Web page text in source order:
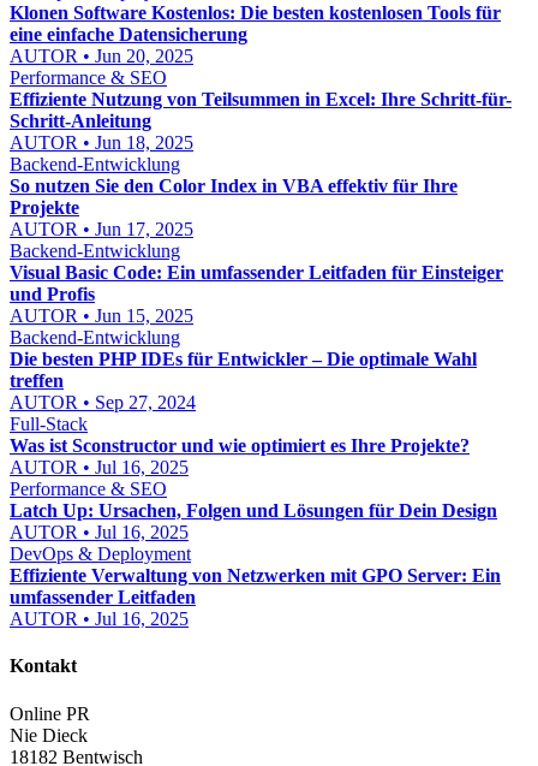
Klonen Software Kostenlos: Die besten kostenlosen Tools für
eine einfache Datensicherung
AUTOR • Jun 20, 2025
Performance & SEO
Effiziente Nutzung von Teilsummen in Excel: Ihre Schritt-für-
Schritt-Anleitung
AUTOR • Jun 18, 2025
Backend-Entwicklung
So nutzen Sie den Color Index in VBA effektiv für Ihre
Projekte
AUTOR • Jun 17, 2025
Backend-Entwicklung
Visual Basic Code: Ein umfassender Leitfaden für Einsteiger
und Profis
AUTOR • Jun 15, 2025
Backend-Entwicklung
Die besten PHP IDEs für Entwickler – Die optimale Wahl
treffen
AUTOR • Sep 27, 2024
Full-Stack
Was ist Sconstructor und wie optimiert es Ihre Projekte?
AUTOR • Jul 16, 2025
Performance & SEO
Latch Up: Ursachen, Folgen und Lösungen für Dein Design
AUTOR • Jul 16, 2025
DevOps & Deployment
Effiziente Verwaltung von Netzwerken mit GPO Server: Ein
umfassender Leitfaden
AUTOR • Jul 16, 2025
Kontakt
Online PR
Nie Dieck
18182 Bentwisch